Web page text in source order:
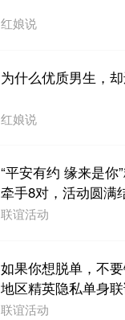
红娘说
为什么优质男生，
红娘说
“平安有约 缘来是你
牵手8对，活动圆满
联谊活动
如果你想脱单，不
地区精英隐私单身
联谊活动